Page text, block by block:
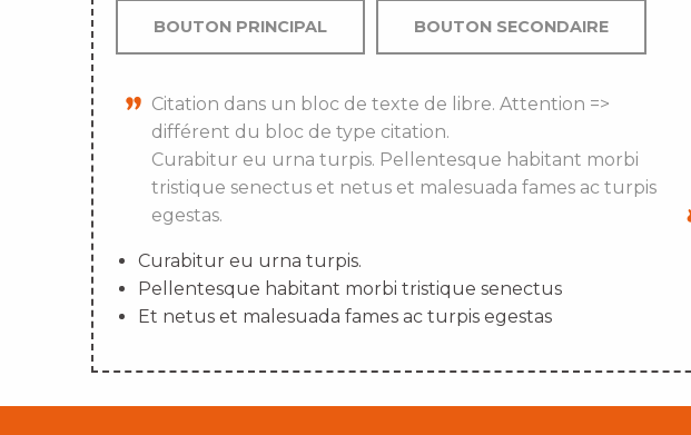
BOUTON PRINCIPAL BOUTON SECONDAIRE
Citation dans un bloc de texte de libre. Attention =>
différent du bloc de type citation.
Curabitur eu urna turpis. Pellentesque habitant morbi
tristique senectus et netus et malesuada fames ac turpis
egestas.
Curabitur eu urna turpis.
Pellentesque habitant morbi tristique senectus
Et netus et malesuada fames ac turpis egestas